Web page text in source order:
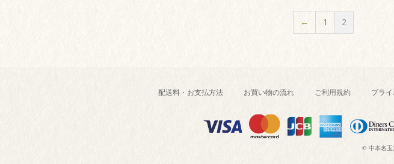
← 1 2
配送料・お支払方法 お買い物の流れ ご利用規約 プラ
© 中本名玉